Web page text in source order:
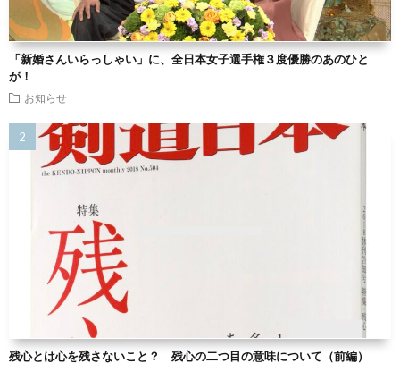
「新婚さんいらっしゃい」に、全日本女子選手権３度優勝のあのひと
が！
お知らせ
残心とは心を残さないこと？ 残心の二つ目の意味について（前編）